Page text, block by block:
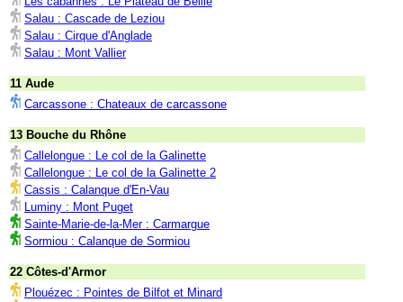
Salau : Cascade de Leziou
Salau : Cirque d'Anglade
Salau : Mont Vallier
11 Aude
Carcassone : Chateaux de carcassone
13 Bouche du Rhône
Callelongue : Le col de la Galinette
Callelongue : Le col de la Galinette 2
Cassis : Calanque d'En-Vau
Luminy : Mont Puget
Sainte-Marie-de-la-Mer : Carmargue
Sormiou : Calanque de Sormiou
22 Côtes-d'Armor
Plouézec : Pointes de Bilfot et Minard